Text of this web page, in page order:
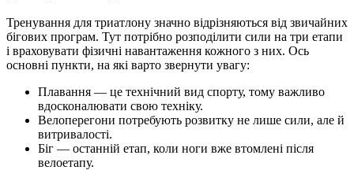
Тренування для триатлону значно відрізняються від звичайних
бігових програм. Тут потрібно розподілити сили на три етапи
і враховувати фізичні навантаження кожного з них. Ось
основні пункти, на які варто звернути увагу:
Плавання — це технічний вид спорту, тому важливо
вдосконалювати свою техніку.
Велоперегони потребують розвитку не лише сили, але й
витривалості.
Біг — останній етап, коли ноги вже втомлені після
велоетапу.